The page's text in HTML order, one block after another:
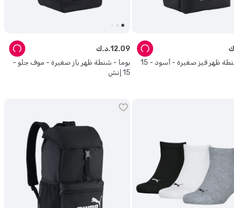
بوما - شنطة ظهر فيز صغيرة - أسود - 15
بوما - شنطة ظهر باز صغيرة - موف جلو -
15 إنش
د.ك.12.09